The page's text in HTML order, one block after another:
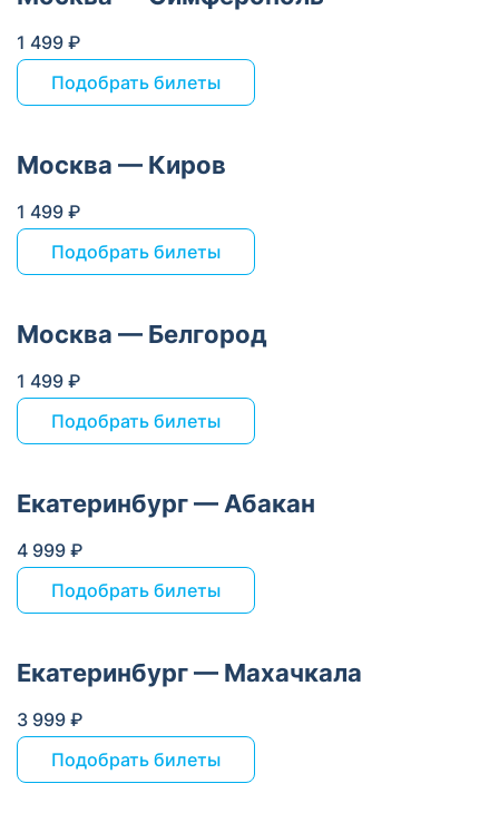
1 499 ₽
Подобрать билеты
Москва — Киров
1 499 ₽
Подобрать билеты
Москва — Белгород
1 499 ₽
Подобрать билеты
Екатеринбург — Абакан
4 999 ₽
Подобрать билеты
Екатеринбург — Махачкала
3 999 ₽
Подобрать билеты